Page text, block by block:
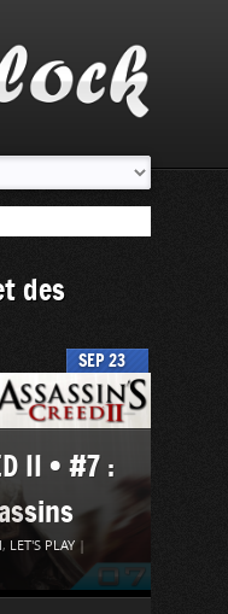
des
23
SEP
II • #7 :
, LET'S PLAY